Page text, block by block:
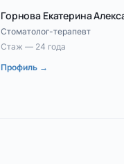
Горнова Екатерина
Стоматолог-терапевт
Стаж — 24 года
Профиль →